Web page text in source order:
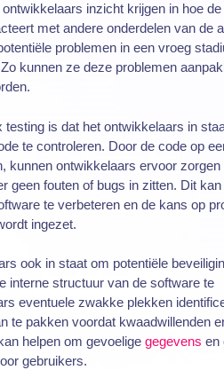
inzicht krijgen in hoe
met andere onderdelen van de
problemen in een vroeg
Zo kunnen ze deze problemen
is dat het ontwikkelaars in
te controleren. Door de code op
kunnen ontwikkelaars ervoor zorgen
geen fouten of bugs in zitten. Dit kan
te verbeteren en de kans op
ingezet.
ook in staat om potentiële
interne structuur van de software te
eventuele zwakke plekken
te pakken voordat kwaadwillenden
helpen om gevoelige gegevens en
gebruikers.